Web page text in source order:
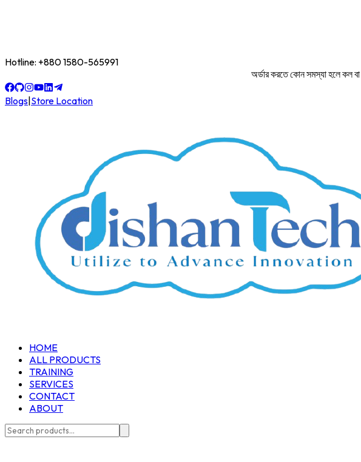
Hotline: +880 1580-565991
অর্ডার করতে কোন সমস্যা হলে কল
Blogs Store Location
HOME
ALL PRODUCTS
TRAINING
SERVICES
CONTACT
ABOUT